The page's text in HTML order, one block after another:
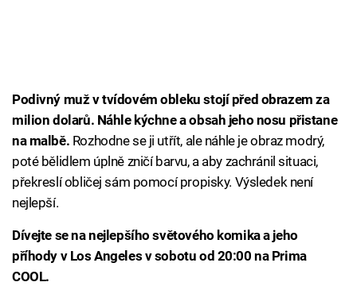
Podivný muž v tvídovém obleku stojí před obrazem za
milion dolarů. Náhle kýchne a obsah jeho nosu přistane
na malbě. Rozhodne se ji utřít, ale náhle je obraz modrý,
poté bělidlem úplně zničí barvu, a aby zachránil situaci,
překreslí obličej sám pomocí propisky. Výsledek není
nejlepší.
Dívejte se na nejlepšího světového komika a jeho
příhody v Los Angeles v sobotu od 20:00 na Prima
COOL.